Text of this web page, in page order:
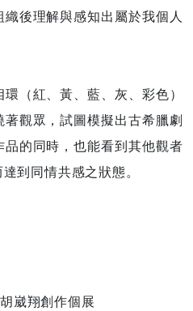
後理解與感知出屬於我個人
（紅、黃、藍、灰、彩色）
觀眾，試圖模擬出古希臘劇
的同時，也能看到其他觀者
到同情共感之狀態。
崴翔創作個展